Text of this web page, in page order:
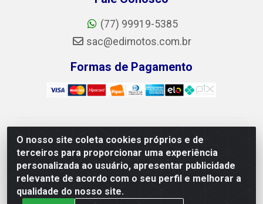
O nosso site coleta cookies próprios e de
terceiros para proporcionar uma experiência
personalizada ao usuário, apresentar publicidade
relevante de acordo com o seu perfil e melhorar a
qualidade do nosso site.
(77) 99919-5385
sac@edimotos.com.br
Formas de Pagamento
Edimotos Edilson Martins do Prado Ferraz LTDA - CNPJ
06.184.828/0001-23 - Rua Libano, 255, L-1,
Jd.guanabara - Felicia, Vitória da Conquista/BA - CEP
45055-225